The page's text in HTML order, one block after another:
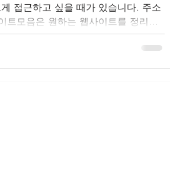
접근하고 싶을 때가 있습니다. 주소
트모음은 원하는 웹사이트를 정리하
근할 수 있도록 도와주는 기능 입니
는...